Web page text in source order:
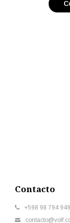
Contacto
+598 98 794 949